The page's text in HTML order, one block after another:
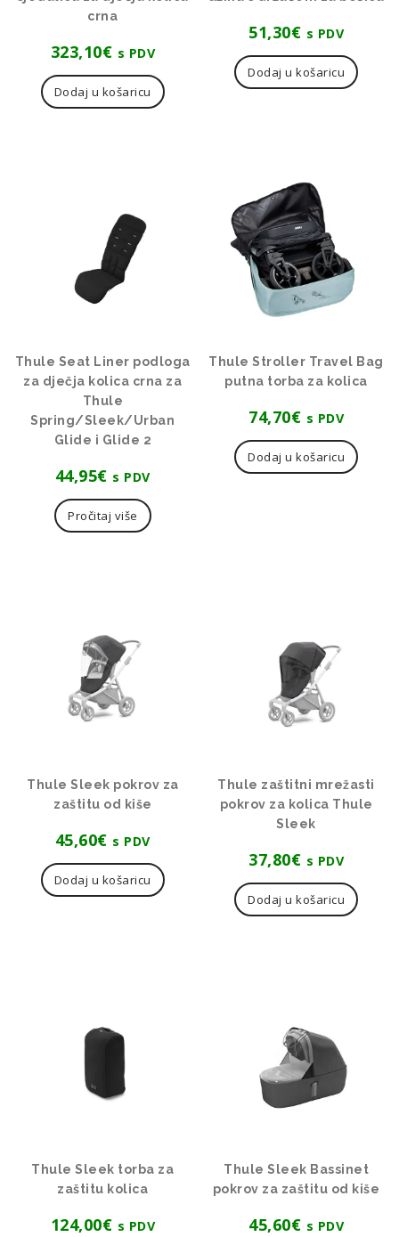
crna
323,10€ s PDV
Dodaj u košaricu
51,30€ s PDV
Dodaj u košaricu
Thule Seat Liner podloga
za dječja kolica crna za
Thule
Spring/Sleek/Urban
Glide i Glide 2
44,95€ s PDV
Pročitaj više
Thule Stroller Travel Bag
putna torba za kolica
74,70€ s PDV
Dodaj u košaricu
Thule Sleek pokrov za
zaštitu od kiše
45,60€ s PDV
Dodaj u košaricu
Thule zaštitni mrežasti
pokrov za kolica Thule
Sleek
37,80€ s PDV
Dodaj u košaricu
Thule Sleek torba za
zaštitu kolica
124,00€ s PDV
Thule Sleek Bassinet
pokrov za zaštitu od kiše
45,60€ s PDV